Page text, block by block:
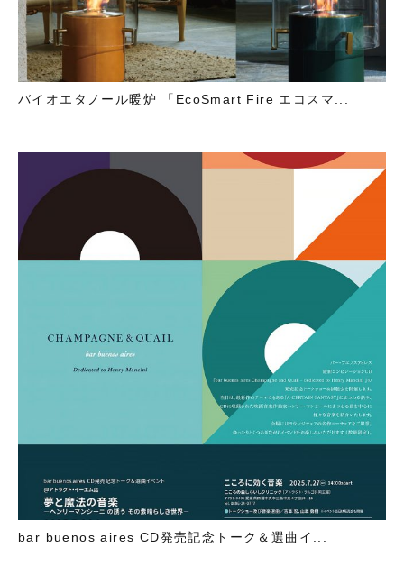
バイオエタノール暖炉 「EcoSmart Fire エコスマ...
bar buenos aires CD発売記念トーク＆選曲イ...